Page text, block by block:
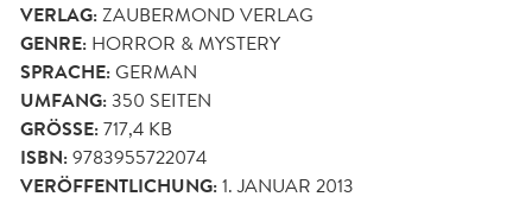
VERLAG:ZAUBERMOND VERLAG
GENRE: HORROR & MYSTERY
SPRACHE:GERMAN
UMFANG:350 SEITEN
GRÖSSE: 717,4 KB
ISBN:9783955722074
VERÖFFENTLICHUNG:1. JANUAR 2013